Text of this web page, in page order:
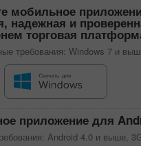
мобильное
надежная и
торговая
требования: Windows 7 и
приложение для
Android 4.0 и выше,